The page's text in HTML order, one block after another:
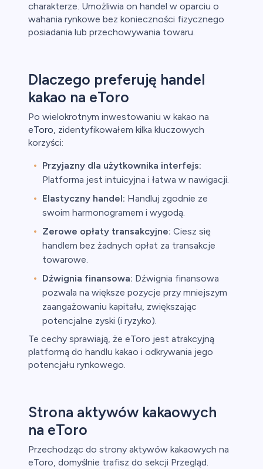
charakterze. Umożliwia on handel w oparciu o
wahania rynkowe bez konieczności fizycznego
posiadania lub przechowywania towaru.
Dlaczego preferuję handel
kakao na eToro
Po wielokrotnym inwestowaniu w kakao na
eToro, zidentyfikowałem kilka kluczowych
korzyści:
Przyjazny dla użytkownika interfejs:
Platforma jest intuicyjna i łatwa w nawigacji.
Elastyczny handel: Handluj zgodnie ze
swoim harmonogramem i wygodą.
Zerowe opłaty transakcyjne: Ciesz się
handlem bez żadnych opłat za transakcje
towarowe.
Dźwignia finansowa: Dźwignia finansowa
pozwala na większe pozycje przy mniejszym
zaangażowaniu kapitału, zwiększając
potencjalne zyski (i ryzyko).
Te cechy sprawiają, że eToro jest atrakcyjną
platformą do handlu kakao i odkrywania jego
potencjału rynkowego.
Strona aktywów kakaowych
na eToro
Przechodząc do strony aktywów kakaowych na
eToro, domyślnie trafisz do sekcji Przegląd.